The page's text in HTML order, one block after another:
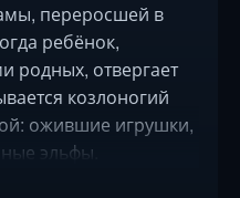
переросшей в
ребёнок,
родных, отвергает
козлоногий
ожившие игрушки,
эльфы.